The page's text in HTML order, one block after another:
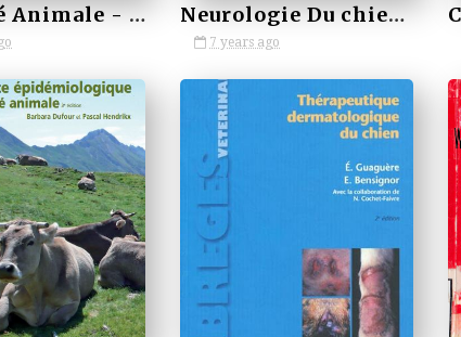
La Santé Animale - Généralités Neurologie Du chien et du chat
7 years ago
by VETBOOKSTORE